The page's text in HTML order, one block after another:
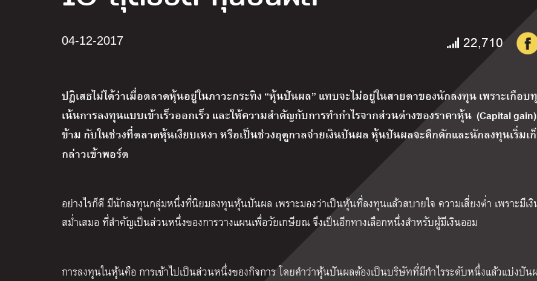
04-12-2017 22,710
ปฏิเสธไม่ได้ว่าเมื่อตลาดหุ้นอยู่ในภาวะกระทิง “หุ้นปันผล” แทบจะไม่อยู่ในสายตาของนักลงทุน เพราะเกือบ
เน้นการลงทุนแบบเข้าเร็วออกเร็ว และให้ความสำคัญกับการทำกำไรจากส่วนต่างของราคาหุ้น (Capital
ข้าม กับในช่วงที่ตลาดหุ้นเงียบเหงา หรือเป็นช่วงฤดูกาลจ่ายเงินปันผล หุ้นปันผลจะคึกคักและนักลงทุนเริ่มเ
กล่าวเข้าพอร์ต
อย่างไรก็ดี มีนักลงทุนกลุ่มหนึ่งที่นิยมลงทุนหุ้นปันผล เพราะมองว่าเป็นหุ้นที่ลงทุนแล้วสบายใจ ความเสี่ยงต่ำ เพราะมีเ
สม่ำเสมอ ที่สำคัญเป็นส่วนหนึ่งของการวางแผนเพื่อวัยเกษียณ จึงเป็นอีกทางเลือกหนึ่งสำหรับผู้มีเงินออม
การลงทุนในหุ้นคือ การเข้าไปเป็นส่วนหนึ่งของกิจการ โดยคำว่าหุ้นปันผลต้องเป็นบริษัทที่มีกำไรระดับหนึ่งแล้วแบ่งปัน